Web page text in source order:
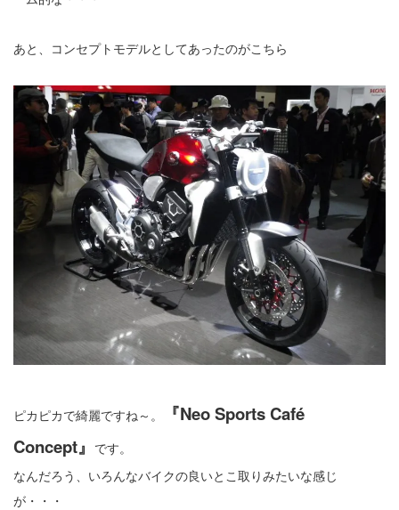
あと、コンセプトモデルとしてあったのがこちら
ピカピカで綺麗ですね～。
『Neo Sports Café
Concept』 です。
なんだろう、いろんなバイクの良いとこ取りみたいな感じ
が・・・